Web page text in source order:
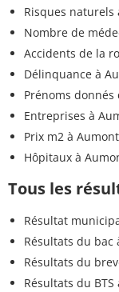
Risques naturels
Nombre de
Accidents de la
Délinquance à
Prénoms donnés
Entreprises à
Prix m2 à Aumont
Hôpitaux à
Tous les
Résultat
Résultats du bac
Résultats du
Résultats du